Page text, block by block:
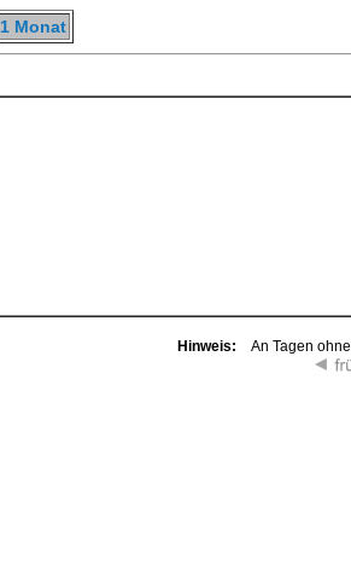
1 Monat
Hinweis: An Tagen